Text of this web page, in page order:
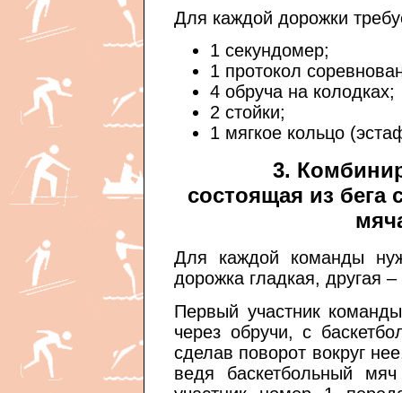
Для каждой дорожки
1 секундомер;
1 протокол
4 обруча на колодках;
2 стойки;
1 мягкое кольцо
3.
состоящая из бега
Для каждой команды
дорожка гладкая, другая
Первый участник
через обручи, с
сделав поворот вокруг
ведя баскетбольный